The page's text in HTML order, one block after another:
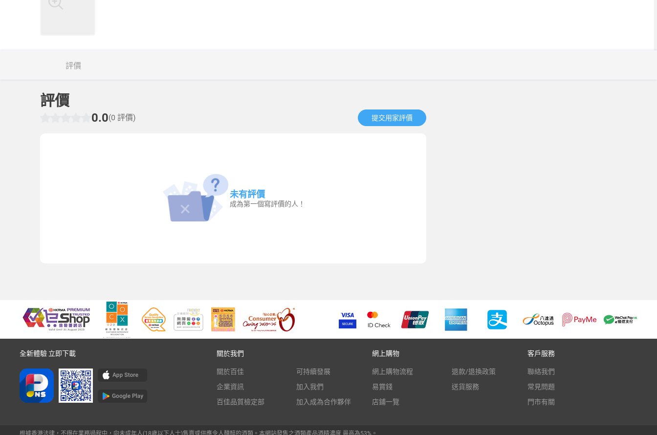
評價
評價
0.0(0 評價) 提交用家評價​
未有評價
成為第一個寫評價的人！
全新體驗 立即下載 關於我們
關於百佳
企業資訊
百佳品質檢定部
可持續發展
加入我們
加入成為合作夥伴
網上購物
網上購物流程
易賞錢
店鋪一覽
退款/退換政策
送貨服務
客戶服務
聯絡我們
常見問題
門市有關
根據香港法律，不得在業務過程中，向未成年人(18歲以下人士)售賣或供應令人醺醉的酒類。本網站發售之酒類產品酒精濃度 最高為53%。